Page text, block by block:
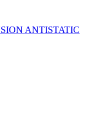
ANTISTATIC